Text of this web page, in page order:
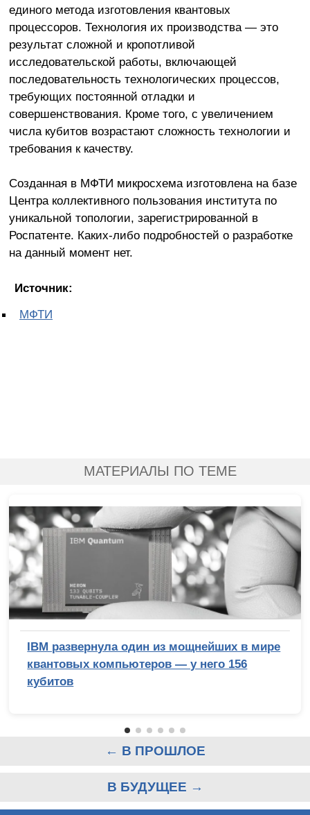
единого метода изготовления квантовых
процессоров. Технология их производства — это
результат сложной и кропотливой
исследовательской работы, включающей
последовательность технологических процессов,
требующих постоянной отладки и
совершенствования. Кроме того, с увеличением
числа кубитов возрастают сложность технологии и
требования к качеству.
Созданная в МФТИ микросхема изготовлена на базе
Центра коллективного пользования института по
уникальной топологии, зарегистрированной в
Роспатенте. Каких-либо подробностей о разработке
на данный момент нет.
Источник:
МФТИ
МАТЕРИАЛЫ ПО ТЕМЕ
IBM развернула один из мощнейших в мире
квантовых компьютеров — у него 156
кубитов
← В ПРОШЛОЕ
В БУДУЩЕЕ →